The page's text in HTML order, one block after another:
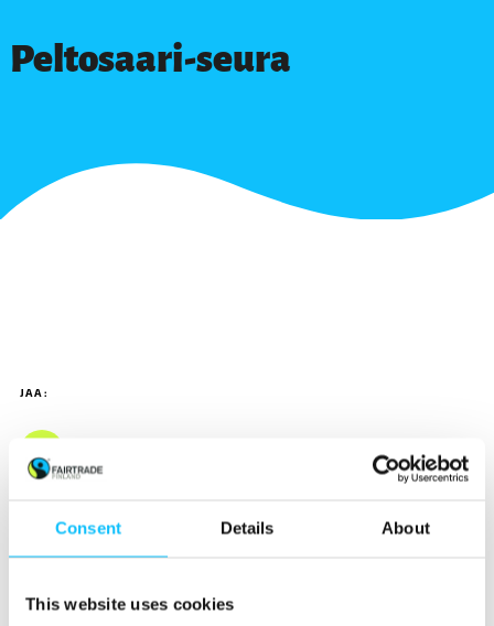
Consent Details About
This website uses cookies
Peltosaari-seura
JAA: